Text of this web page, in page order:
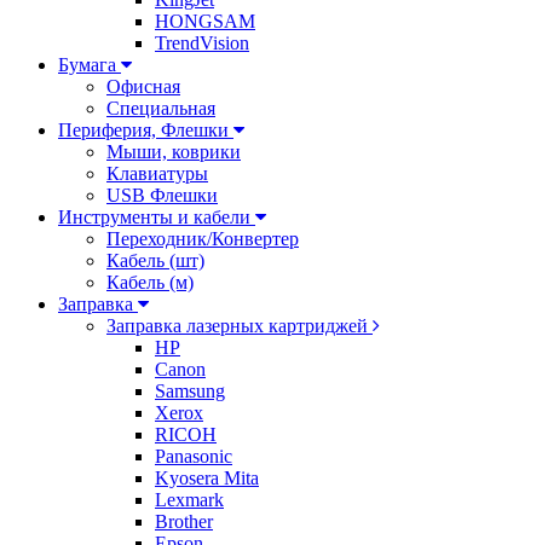
HONGSAM
TrendVision
Бумага
Офисная
Специальная
Периферия, Флешки
Мыши, коврики
Клавиатуры
USB Флешки
Инструменты и кабели
Переходник/Конвертер
Кабель (шт)
Кабель (м)
Заправка
Заправка лазерных картриджей
HP
Canon
Samsung
Xerox
RICOH
Panasonic
Kyosera Mita
Lexmark
Brother